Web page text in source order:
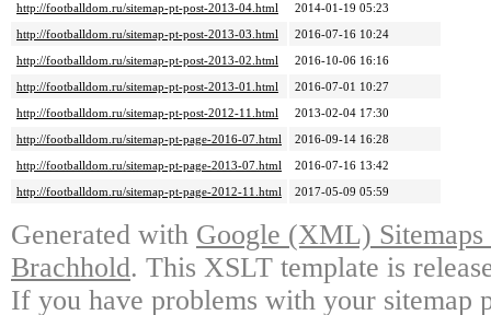
http://footballdom.ru/sitemap-pt-post-2013-04.html
2014-01-19 05:23
http://footballdom.ru/sitemap-pt-post-2013-03.html
2016-07-16 10:24
http://footballdom.ru/sitemap-pt-post-2013-02.html
2016-10-06 16:16
http://footballdom.ru/sitemap-pt-post-2013-01.html
2016-07-01 10:27
http://footballdom.ru/sitemap-pt-post-2012-11.html
2013-02-04 17:30
http://footballdom.ru/sitemap-pt-page-2016-07.html
2016-09-14 16:28
http://footballdom.ru/sitemap-pt-page-2013-07.html
2016-07-16 13:42
http://footballdom.ru/sitemap-pt-page-2012-11.html
2017-05-09 05:59
Generated with Google (XML)
Brachhold. This XSLT template is
If you have problems with your sitemap